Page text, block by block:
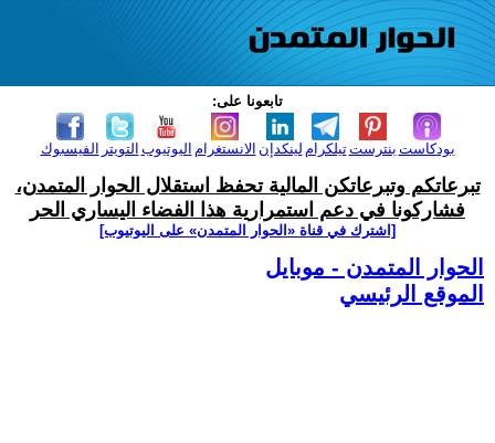
تابعونا على:
الفيسبوك التويتر اليوتيوب الانستغرام لينكدإن تيلكرامبنترست بودكاست
تبرعاتكم وتبرعاتكن المالية تحفظ استقلال الحوار المتمدن،
فشاركونا في دعم استمرارية هذا الفضاء اليساري الحر
[اشترك في قناة ‫«الحوار المتمدن» على اليوتيوب]
الحوار المتمدن - موبايل
الموقع الرئيسي